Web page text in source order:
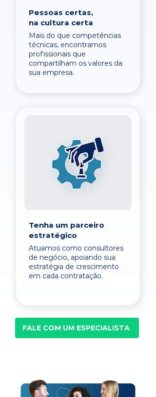
Pessoas certas,
na cultura certa
Mais do que competências
técnicas, encontramos
profissionais que
compartilham os valores da
sua empresa.
Tenha um parceiro
estratégico
Atuamos como consultores
de negócio, apoiando sua
estratégia de crescimento
em cada contratação.
FALE COM UM ESPECIALISTA